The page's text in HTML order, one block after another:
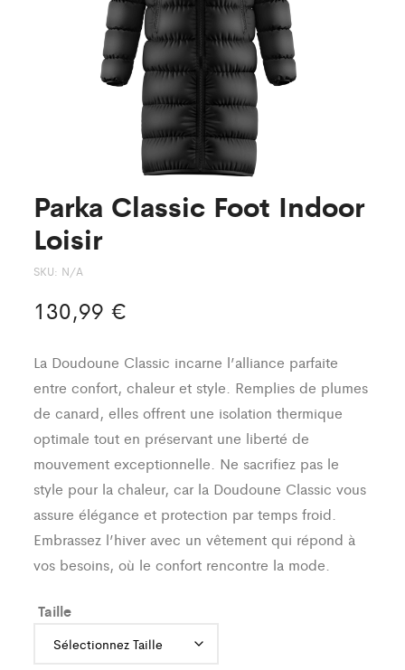
Parka Classic Foot Indoor
Loisir
SKU: N/A
130,99 €
La Doudoune Classic incarne l’alliance parfaite
entre confort, chaleur et style. Remplies de plumes
de canard, elles offrent une isolation thermique
optimale tout en préservant une liberté de
mouvement exceptionnelle. Ne sacrifiez pas le
style pour la chaleur, car la Doudoune Classic vous
assure élégance et protection par temps froid.
Embrassez l’hiver avec un vêtement qui répond à
vos besoins, où le confort rencontre la mode.
Taille